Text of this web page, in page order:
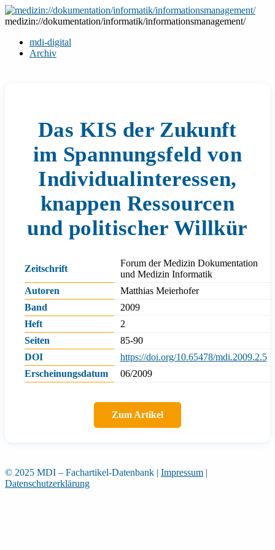
Zum
Inhalt
medizin://dokumentation/informatik/informationsmanagement/
mdi-digital
Archiv
Das KIS der Zukunft
im Spannungsfeld von
Individualinteressen,
knappen Ressourcen
und politischer Willkür
Zeitschrift
Forum der Medizin Dokumentation
und Medizin Informatik
Autoren
Matthias Meierhofer
Band
2009
Heft
2
Seiten
85-90
DOI
https://doi.org/10.65478/mdi.2009.2.5
Erscheinungsdatum
06/2009
Zum Artikel
© 2025 MDI – Fachartikel-Datenbank | Impressum |
Datenschutzerklärung